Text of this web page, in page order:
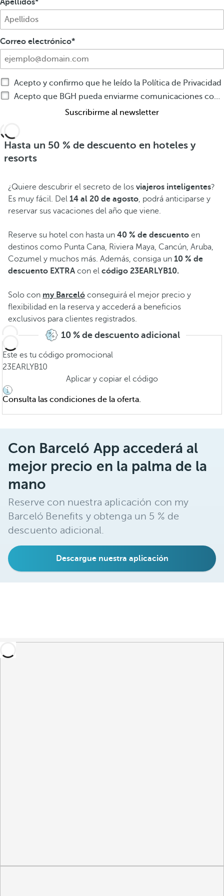
Apellidos
Correo electrónico
Acepto y confirmo que he leído la Política de Privacidad
Acepto que BGH pueda enviarme comunicaciones comerciales por cualquier medio sobre productos o servicios de BGH
Suscribirme al newsletter
Hasta un 50 % de descuento en hoteles y
resorts
¿Quiere descubrir el secreto de los viajeros inteligentes?
Es muy fácil. Del 14 al 20 de agosto, podrá anticiparse y
reservar sus vacaciones del año que viene.
Reserve su hotel con hasta un 40 % de descuento en
destinos como Punta Cana, Riviera Maya, Cancún, Aruba,
Cozumel y muchos más. Además, consiga un 10 % de
descuento EXTRA con el código 23EARLYB10.
Solo con my Barceló conseguirá el mejor precio y
flexibilidad en la reserva y accederá a beneficios
exclusivos para clientes registrados.
10 % de descuento adicional
Este es tu código promocional
23EARLYB10
Aplicar y copiar el código
Consulta las condiciones de la oferta.
Con Barceló App accederá al
mejor precio en la palma de la
mano
Reserve con nuestra aplicación con my
Barceló Benefits y obtenga un 5 % de
descuento adicional.
Descargue nuestra aplicación